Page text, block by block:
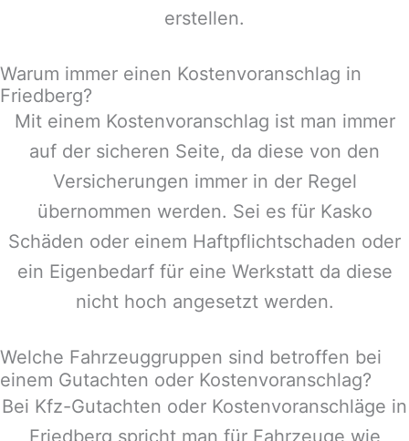
erstellen.
Warum immer einen Kostenvoranschlag in
Friedberg?
Mit einem Kostenvoranschlag ist man immer
auf der sicheren Seite, da diese von den
Versicherungen immer in der Regel
übernommen werden. Sei es für Kasko
Schäden oder einem Haftpflichtschaden oder
ein Eigenbedarf für eine Werkstatt da diese
nicht hoch angesetzt werden.
Welche Fahrzeuggruppen sind betroffen bei
einem Gutachten oder Kostenvoranschlag?
Bei Kfz-Gutachten oder Kostenvoranschläge in
Friedberg spricht man für Fahrzeuge wie